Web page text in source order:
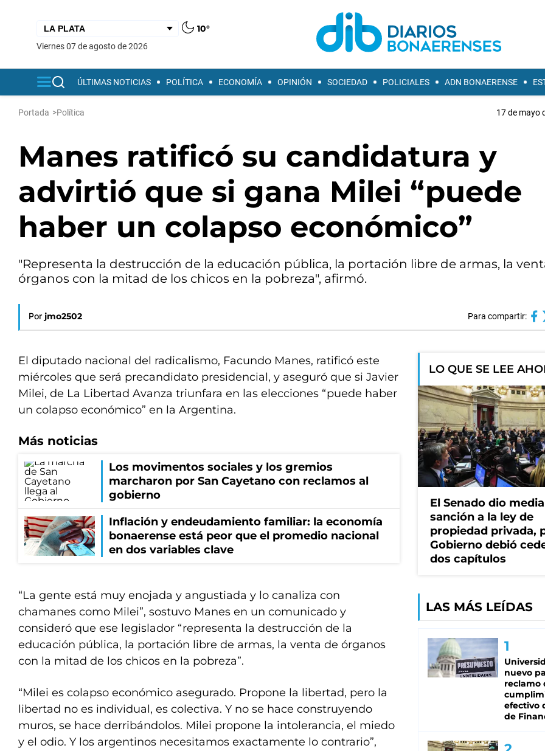
10°
viernes 07 de agosto de 2026
ÚLTIMAS NOTICIAS POLÍTICA ECONOMÍA OPINIÓN SOCIEDAD POLICIALES ADN BONAERENSE
Portada >Política 17 de mayo
Manes ratificó su candidatura y
advirtió que si gana Milei “puede
haber un colapso económico”
"Representa la destrucción de la educación pública, la portación libre de armas, la
órganos con la mitad de los chicos en la pobreza", afirmó.
Por jmo2502 Para compartir:
El diputado nacional del radicalismo, Facundo Manes, ratificó este
miércoles que será precandidato presidencial, y aseguró que si Javier
Milei, de La Libertad Avanza triunfara en las elecciones “puede haber
un colapso económico” en la Argentina.
Más noticias
Los movimentos sociales y los gremios
marcharon por San Cayetano con reclamos al
gobierno
Inflación y endeudamiento familiar: la economía
bonaerense está peor que el promedio nacional
en dos variables clave
“La gente está muy enojada y angustiada y lo canaliza con
chamanes como Milei”, sostuvo Manes en un comunicado y
consideró que ese legislador “representa la destrucción de la
educación pública, la portación libre de armas, la venta de órganos
con la mitad de los chicos en la pobreza”.
“Milei es colapso económico asegurado. Propone la libertad, pero la
libertad no es individual, es colectiva. Y no se hace construyendo
muros, se hace derribándolos. Milei propone la intolerancia, el miedo
y el odio. Y los argentinos necesitamos exactamente lo contrario”,
LO QUE SE LEE
El Senado dio media
sanción a la ley de
propiedad privada,
Gobierno debió
dos capítulos
LAS MÁS LEÍDAS
nuevo
reclamo
efectivo
de